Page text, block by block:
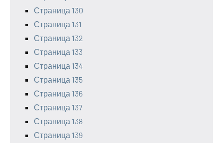
Страница 130
Страница 131
Страница 132
Страница 133
Страница 134
Страница 135
Страница 136
Страница 137
Страница 138
Страница 139